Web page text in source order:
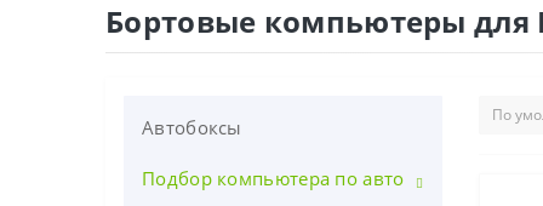
Бортовые компьютеры для
Автобоксы
Подбор компьютера по авто